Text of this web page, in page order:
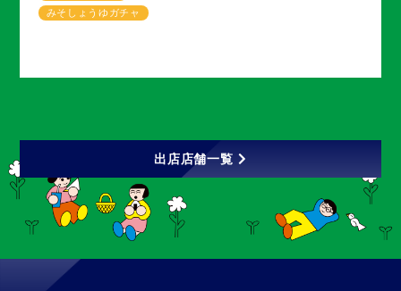
みそしょうゆガチャ
出店店舗一覧